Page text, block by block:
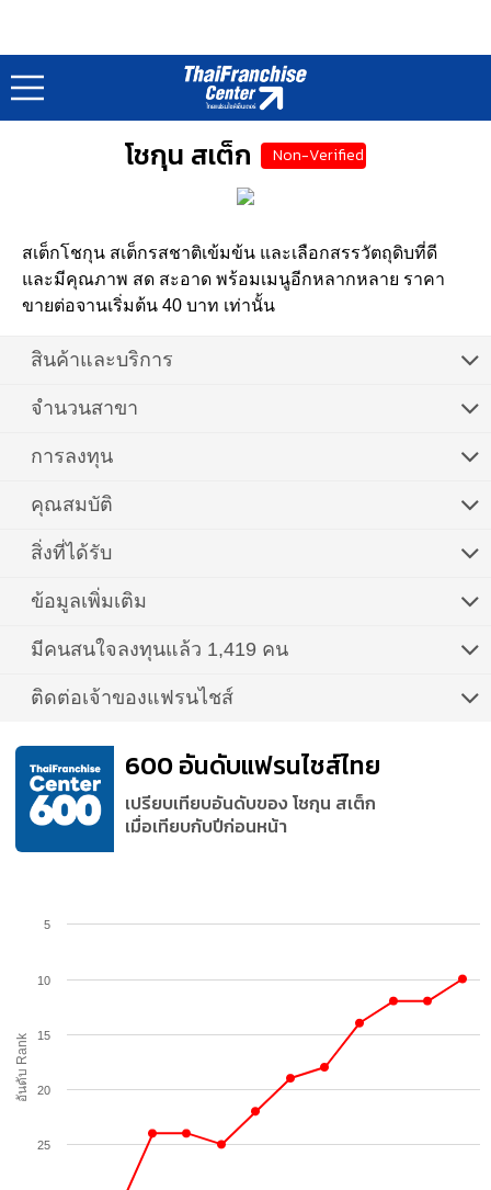
แฟรนไชส์ไทย : Thai Franchise
หน้าแรก
อาหาร • เบเกอรี่/สเต็ก..
โชกุน สเต็ก Non-Verified
สเต็กโชกุน สเต็กรสชาติเข้มข้น และเลือกสรรวัตถุดิบที่ดี
และมีคุณภาพ สด สะอาด พร้อมเมนูอีกหลากหลาย ราคา
ขายต่อจานเริ่มต้น 40 บาท เท่านั้น
สินค้าและบริการ
จำนวนสาขา
การลงทุน
คุณสมบัติ
สิ่งที่ได้รับ
ข้อมูลเพิ่มเติม
มีคนสนใจลงทุนแล้ว 1,419 คน
ติดต่อเจ้าของแฟรนไชส์
600 อันดับแฟรนไชส์ไทย
เปรียบเทียบอันดับของ โชกุน สเต็ก
เมื่อเทียบกับปีก่อนหน้า
อันดับ Rank
5
10
15
20
25